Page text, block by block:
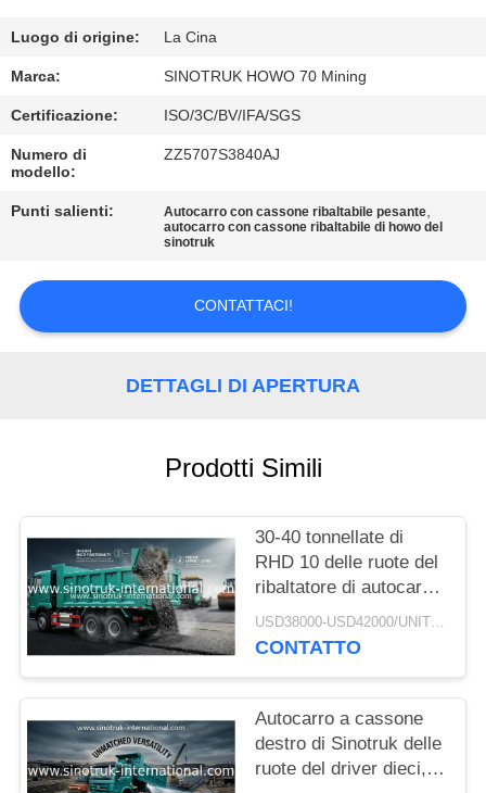
QUALITÀ
CONTATTACI
CHIEDI
UN
MAPPA
PRIVACY
Luogo di origine: La Cina
Marca: SINOTRUK HOWO 70 Mining
Certificazione: ISO/3C/BV/IFA/SGS
Numero di
modello:
ZZ5707S3840AJ
Punti salienti: Autocarro con cassone ribaltabile pesante,
autocarro con cassone ribaltabile di howo del
sinotruk
CONTATTACI!
DETTAGLI DI APERTURA
Prodotti Simili
30-40 tonnellate di
RHD 10 delle ruote del
ribaltatore di autocarro
con cassone ribaltabile
SINOTRUK HOWO A7
USD38000-USD42000/UNIT)negotiation MOQ:1 UNITÀ
CONTATTO
Autocarro a cassone
destro di Sinotruk delle
ruote del driver dieci,